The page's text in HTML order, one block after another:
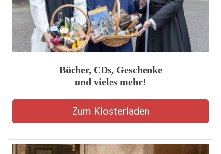
Bücher, CDs, Geschenke
und vieles mehr!
Zum Klosterladen